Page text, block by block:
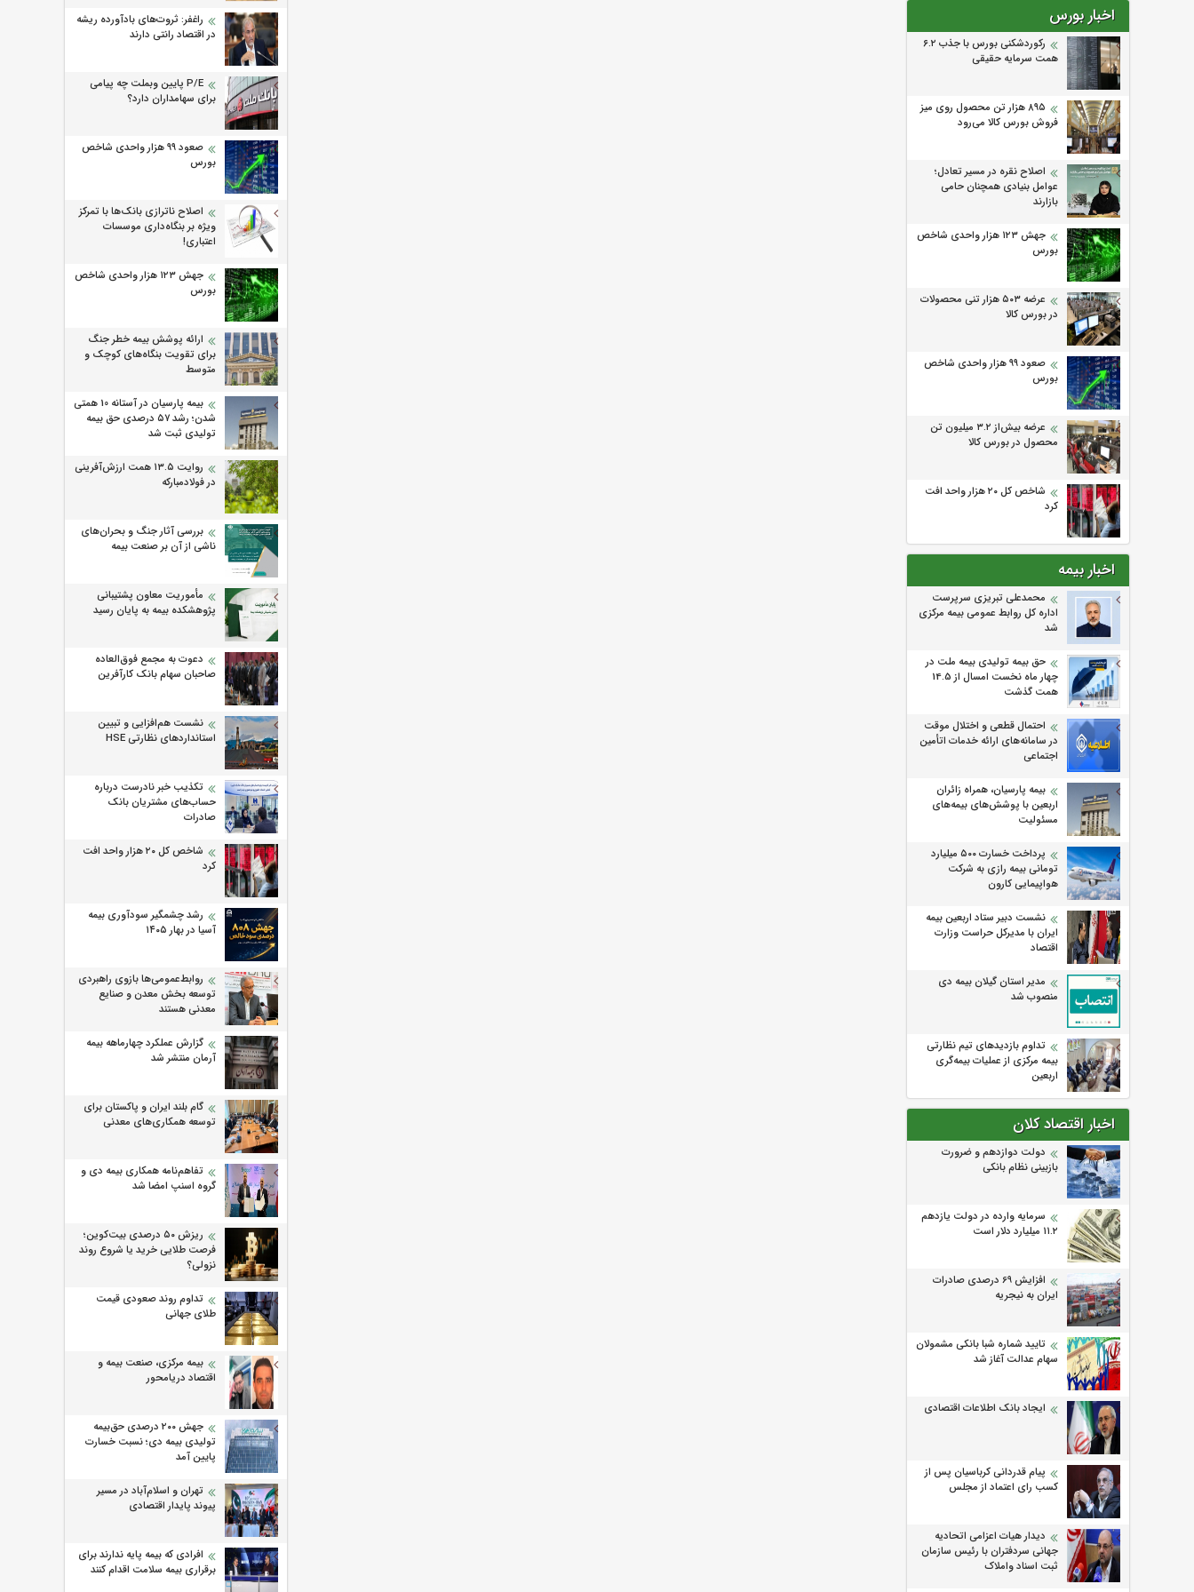
اخبار بورس
رکوردشکنی بورس با جذب ۶.۲
همت سرمایه حقیقی
۸۹۵ هزار تن محصول روی میز
فروش بورس کالا می‌‌رود
اصلاح نقره در مسیر تعادل؛
عوامل بنیادی همچنان حامی
بازارند
جهش ۱۲۳ هزار واحدی شاخص
بورس
عرضه ۵۰۳ هزار تنی محصولات
در بورس کالا
صعود ۹۹ هزار واحدی شاخص
بورس
عرضه بیش‌از ۳.۲ میلیون تن
محصول در بورس کالا
شاخص کل ۲۰ هزار واحد افت
کرد
اخبار بیمه
محمدعلی تبریزی سرپرست
اداره كل روابط عمومی بیمه مركزی
شد
حق بیمه تولیدی بیمه ملت در
چهار ماه نخست امسال از 14.5
همت گذشت
احتمال قطعی و اختلال موقت
در سامانه‌های ارائه خدمات اتأمین
اجتماعی
بیمه پارسیان، همراه زائران
اربعین با پوشش‌های بیمه‌های
مسئولیت
پرداخت خسارت ۵۰۰ میلیارد
تومانی بیمه رازی به شرکت
هواپیمایی کارون
نشست دبیر ستاد اربعین بیمه
ایران با مدیرکل حراست وزارت
اقتصاد
مدیر استان گیلان بیمه دی
منصوب شد
تداوم بازدیدهای تیم نظارتی
بیمه مرکزی از عملیات بیمه‌گری
اربعین
اخبار اقتصاد کلان
دولت دوازدهم و ضرورت
بازبینی نظام بانکی
سرمایه وارده در دولت یازدهم
۱۱.۲ میلیارد دلار است
افزایش 69 درصدی صادرات
ایران به نیجریه
تایید شماره شبا بانکی مشمولان
سهام عدالت آغاز شد
ایجاد بانک اطلاعات اقتصادی
پیام قدردانی کرباسیان پس از
کسب رای اعتماد از مجلس
دیدار هیات اعزامی اتحادیه
جهانی سردفتران با رئیس سازمان
ثبت اسناد واملاک
راغفر: ثروت‌های بادآورده ریشه
در اقتصاد رانتی دارند
P/E پایین وبملت چه پیامی
برای سهامداران دارد؟
صعود ۹۹ هزار واحدی شاخص
بورس
اصلاح ناترازی بانک‌ها با تمرکز
ویژه بر بنگاه‌داری موسسات
اعتباری!
جهش ۱۲۳ هزار واحدی شاخص
بورس
ارائه پوشش بیمه خطر جنگ
برای تقویت بنگاه‌های کوچک و
متوسط
بیمه پارسیان در آستانه 10 همتی
شدن؛ رشد ۵۷ درصدی حق بیمه
تولیدی ثبت شد
روایت ۱۳.۵ همت ارزش‌آفرینی
در فولادمبارکه
بررسی آثار جنگ و بحران‌های
ناشی از آن بر صنعت بیمه
مأموریت معاون پشتیبانی
پژوهشكده بیمه به پایان رسید
دعوت به مجمع فوق‌العاده
صاحبان سهام بانک کارآفرین
نشست هم‌افزایی و تبیین
استانداردهای نظارتی HSE
تکذیب خبر نادرست درباره
حساب‌های مشتریان بانک
صادرات
شاخص کل ۲۰ هزار واحد افت
کرد
رشد چشمگیر سودآوری بیمه
آسیا در بهار ۱۴۰۵
روابط‌‌عمومی‌ها بازوی راهبردی
توسعه بخش معدن و صنایع
معدنی هستند
گزارش عملکرد چهارماهه بیمه
آرمان منتشر شد
گام بلند ایران و پاکستان برای
توسعه همکاری‌های معدنی
تفاهم‌نامه همکاری بیمه دی و
گروه اسنپ امضا شد
ریزش ۵۰ درصدی بیت‌کوین؛
فرصت طلایی خرید یا شروع روند
نزولی؟
تداوم روند صعودی قیمت
طلای جهانی
بیمه مرکزی، صنعت بیمه و
اقتصاد دریامحور
جهش ۲۰۰ درصدی حق‌بیمه
تولیدی بیمه دی؛ نسبت خسارت
پایین آمد
تهران و اسلام‌آباد در مسیر
پیوند پایدار اقتصادی
افرادی که بیمه پایه ندارند برای
برقراری بیمه سلامت اقدام کنند